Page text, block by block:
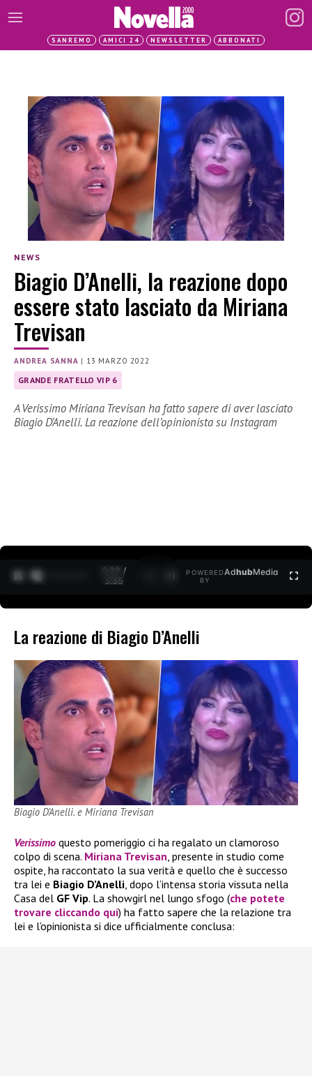
SANREMO AMICI 24 NEWSLETTER ABBONATI
NEWS
Biagio D’Anelli, la reazione dopo
essere stato lasciato da Miriana
Trevisan
ANDREA SANNA | 13 MARZO 2022
GRANDE FRATELLO VIP 6
A Verissimo Miriana Trevisan ha fatto sapere di aver lasciato
Biagio D’Anelli. La reazione dell’opinionista su Instagram
0:30 /
3:35
POWERED
BY
AdhubMedia
La reazione di Biagio D’Anelli
Biagio D’Anelli. e Miriana Trevisan
Verissimo questo pomeriggio ci ha regalato un clamoroso
colpo di scena. Miriana Trevisan , presente in studio come
ospite, ha raccontato la sua verità e quello che è successo
tra lei e Biagio D’Anelli , dopo l’intensa storia vissuta nella
Casa del GF Vip. La showgirl nel lungo sfogo (che potete
trovare cliccando qui) ha fatto sapere che la relazione tra
lei e l’opinionista si dice ufficialmente conclusa: